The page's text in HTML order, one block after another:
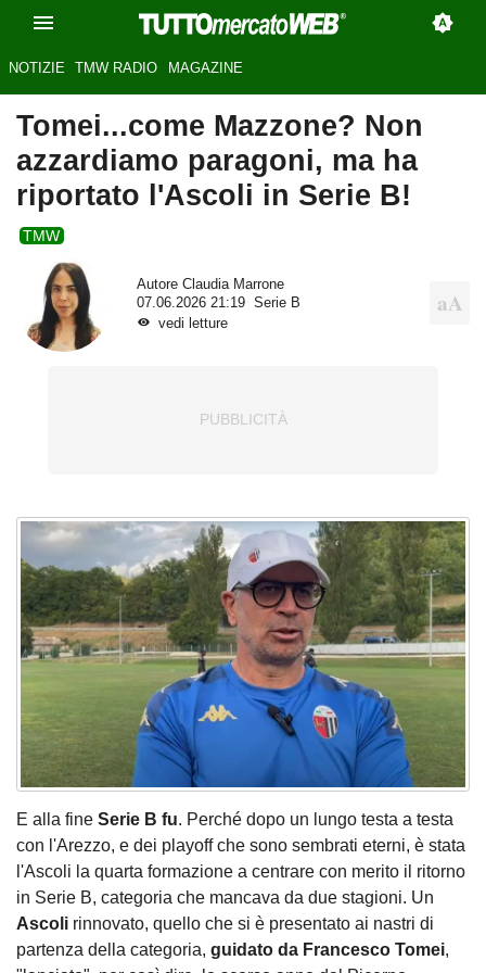
NOTIZIE TMW RADIO MAGAZINE
Tomei...come Mazzone? Non
azzardiamo paragoni, ma ha
riportato l'Ascoli in Serie B!
TMW
Autore Claudia Marrone
07.06.2026 21:19
Serie B
vedi letture
E alla fine Serie B fu. Perché dopo un lungo testa a testa
con l'Arezzo, e dei playoff che sono sembrati eterni, è stata
l'Ascoli la quarta formazione a centrare con merito il ritorno
in Serie B, categoria che mancava da due stagioni. Un
Ascoli rinnovato, quello che si è presentato ai nastri di
partenza della categoria, guidato da Francesco Tomei,